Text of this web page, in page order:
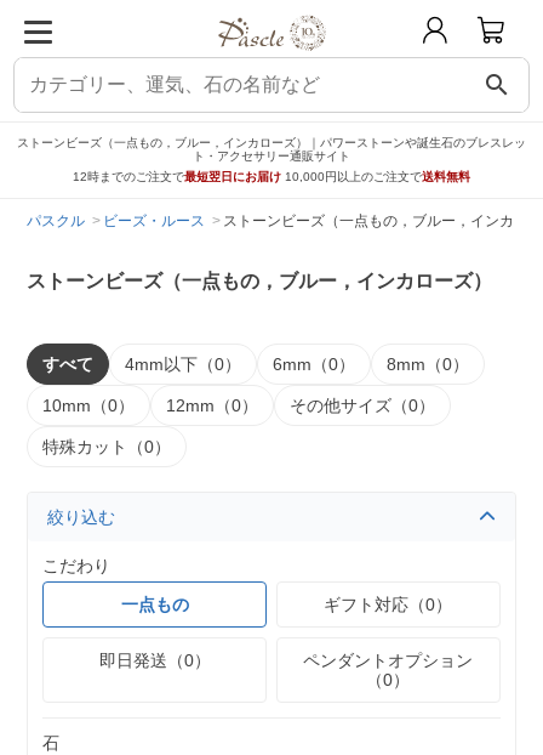
search
ストーンビーズ（一点もの，ブルー，インカローズ）｜パワーストーンや誕生石のブレスレッ
ト・アクセサリー通販サイト
12時までのご注文で最短翌日にお届け 10,000円以上のご注文で送料無料
パスクル ビーズ・ルース ストーンビーズ（一点もの，ブルー，インカロ
ストーンビーズ（一点もの，ブルー，インカローズ）
すべて 4mm以下（0） 6mm（0） 8mm（0）
10mm（0） 12mm（0） その他サイズ（0）
特殊カット（0）
絞り込む
こだわり
一点もの
ギフト対応（0）
即日発送（0）
ペンダントオプション
（0）
石